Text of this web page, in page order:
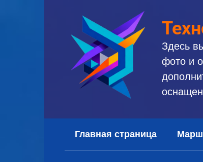
Здесь
фото и
Главная страница